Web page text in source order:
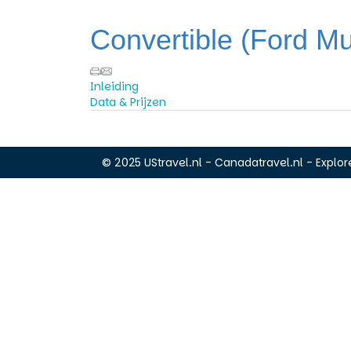
Convertible (Ford
Inleiding
Data & Prijzen
© 2025 UStravel.nl - Canadatravel.nl -